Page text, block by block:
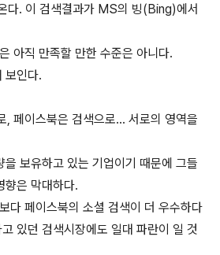
다. 이 검색결과가 MS의 빙(Bing)에서
아직 만족할 만한 수준은 아니다.
보인다.
페이스북은 검색으로... 서로의 영역을
보유하고 있는 기업이기 때문에 그들
향은 막대하다.
다 페이스북의 소셜 검색이 더 우수하다
있던 검색시장에도 일대 파란이 일 것